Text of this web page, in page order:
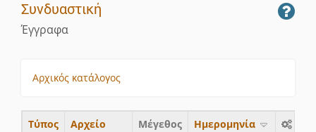
Συνδυαστική
Έγγραφα
Αρχικός κατάλογος
Τύπος Aρχείο Μέγεθος
Ημερομηνία